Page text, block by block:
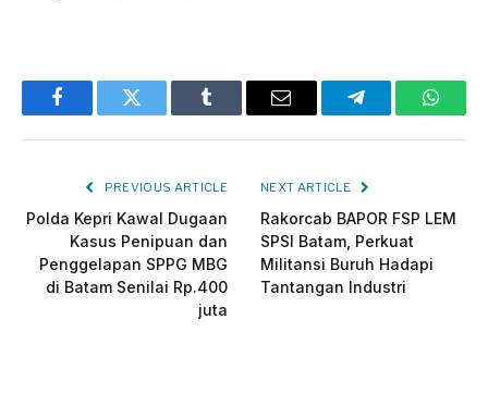
FacebookTwitter Tumblr Email Telegram
PREVIOUS ARTICLE
Polda Kepri Kawal Dugaan
Kasus Penipuan dan
Penggelapan SPPG MBG
di Batam Senilai Rp.400
juta
NEXT ARTICLE
Rakorcab BAPOR FSP LEM
SPSI Batam, Perkuat
Militansi Buruh Hadapi
Tantangan Industri